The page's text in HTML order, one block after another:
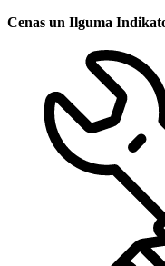
Cenas un Ilguma